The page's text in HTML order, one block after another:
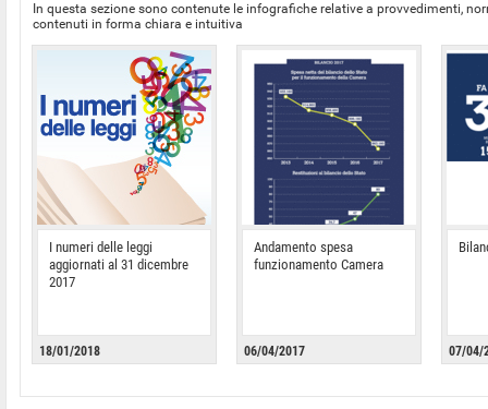
In questa sezione sono contenute le infografiche relative a provvedimenti,
contenuti in forma chiara e intuitiva
I numeri delle leggi
aggiornati al 31 dicembre
2017
18/01/2018
Andamento spesa
funzionamento Camera
06/04/2017 07/04/